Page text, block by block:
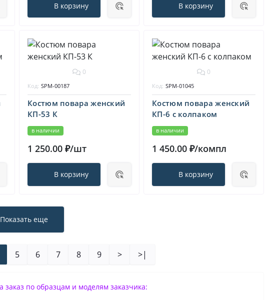
В корзину В корзину
0
Костюм повара женский
КП-53 К
в наличии
Код: SPM-00187
1 250.00 ₽/шт
В корзину
0
Костюм повара женский
КП-6 с колпаком
в наличии
Код: SPM-01045
1 450.00 ₽/компл
В корзину
Показать еще
5 6 7 8 9 > >|
по образцам и моделям заказчика: